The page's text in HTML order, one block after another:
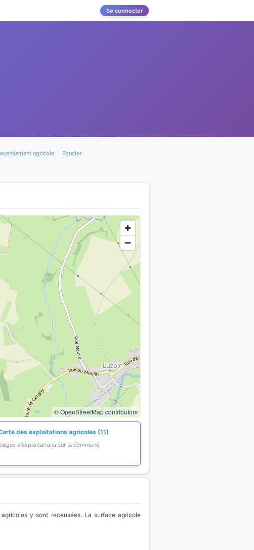
Se connecter
agricole
Foncier
© OpenStreetMap contributors
des exploitations agricoles (11)
d'exploitations sur la commune
y sont recensées. La surface agricole